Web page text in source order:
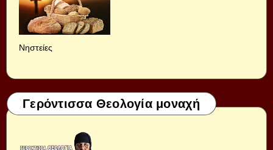
Νηστείες
Γερόντισσα Θεολογία μοναχή